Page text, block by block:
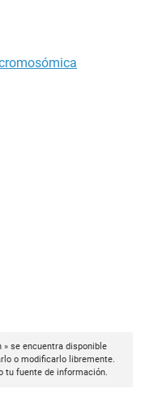
» se encuentra disponible
o modificarlo libremente.
tu fuente de información.